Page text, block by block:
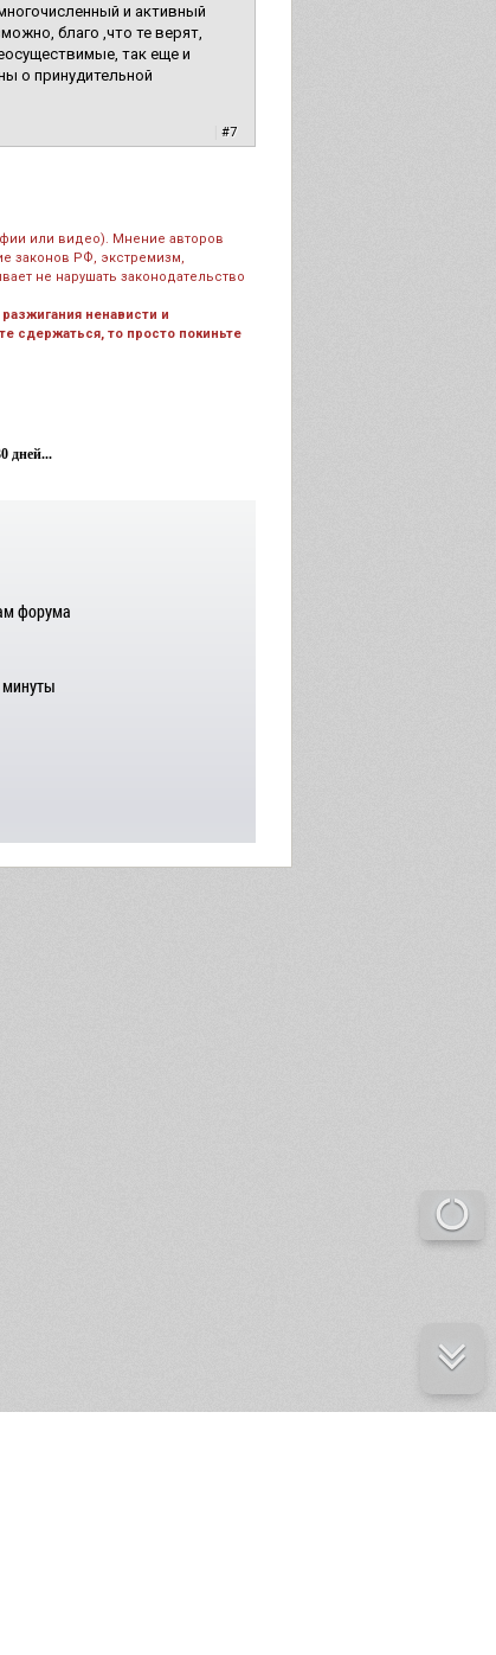
и активный
благо ,что те верят,
так еще и
о принудительной
#7
или видео). Мнение авторов
законов РФ, экстремизм,
не нарушать законодательство
ненависти и
сдержаться, то просто покиньте
дней...
форума
минуты